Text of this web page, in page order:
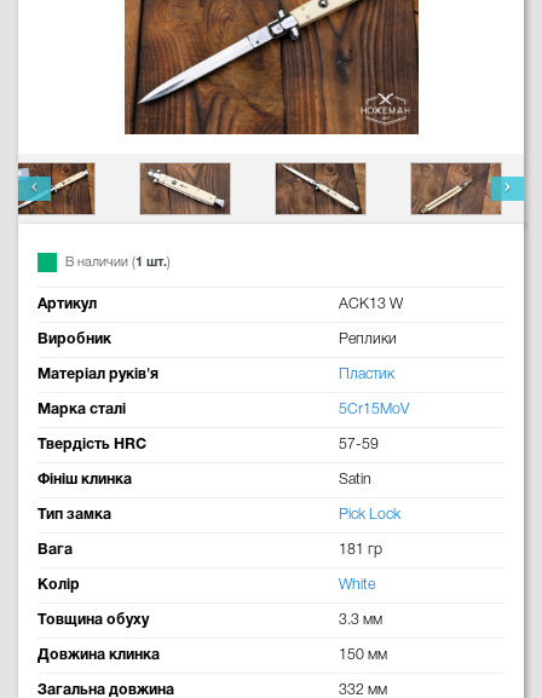
В наличии (1 шт.)
Артикул ACK13 W
Виробник Реплики
Матеріал руків'я Пластик
Марка сталі 5Cr15MoV
Твердість HRC 57-59
Фініш клинка Satin
Тип замка Pick Lock
Вага 181 гр
Колір White
Товщина обуху 3.3 мм
Довжина клинка 150 мм
Загальна довжина 332 мм